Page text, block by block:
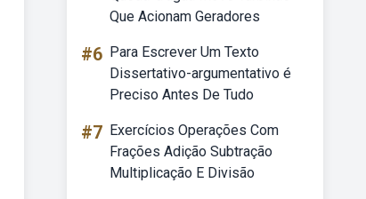
Que Acionam Geradores
#6 Para Escrever Um Texto
Dissertativo-argumentativo é
Preciso Antes De Tudo
#7 Exercícios Operações Com
Frações Adição Subtração
Multiplicação E Divisão